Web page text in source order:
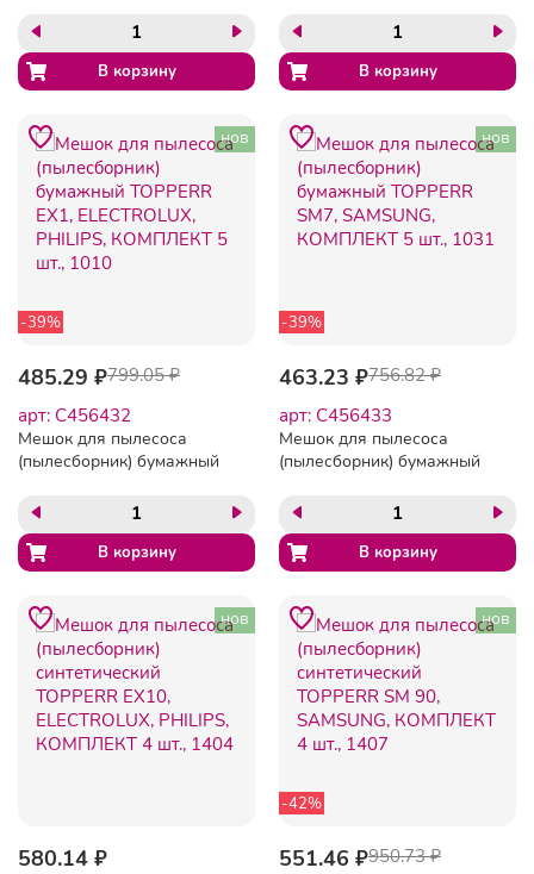
моделей WD4-WD6,
2.863-005.0
SIEMENS, КОМПЛЕКТ 5
шт., фильтр, 1001
-39%
нов
485.29 ₽799.05 ₽
арт: C456432
Мешок для пылесоса
(пылесборник) бумажный
ELECTROLUX, PHILIPS,
КОМПЛЕКТ 5 шт., 1010
-39%
нов
463.23 ₽756.82 ₽
арт: C456433
Мешок для пылесоса
(пылесборник) бумажный
КОМПЛЕКТ 5 шт., 1031
нов
580.14 ₽
-42%
нов
551.46 ₽950.73 ₽